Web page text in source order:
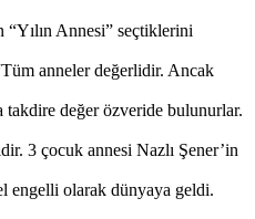
“Yılın Annesi” seçtiklerini
anneler değerlidir. Ancak
değer özveride bulunurlar.
3 çocuk annesi Nazlı Şener’in
engelli olarak dünyaya geldi.